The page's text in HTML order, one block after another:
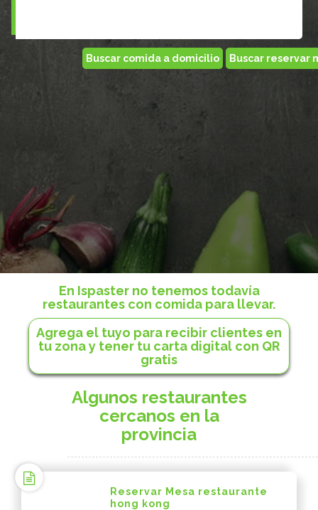
En Ispaster no tenemos todavía
restaurantes con comida para llevar.
Agrega el tuyo para recibir clientes en
tu zona y tener tu carta digital con QR
gratis
Algunos restaurantes
cercanos en la
provincia
Reservar Mesa restaurante
hong kong